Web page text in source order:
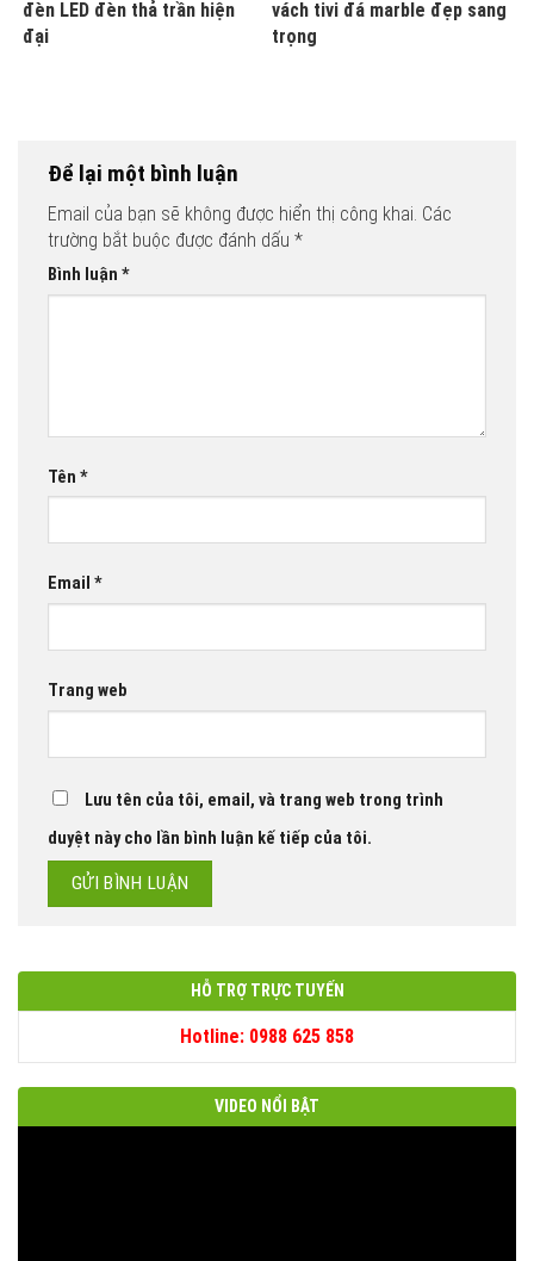
đèn LED đèn thả trần hiện
đại
vách tivi đá marble đẹp sang
trọng
Để lại một bình luận
Email của bạn sẽ không được hiển thị công khai. Các
trường bắt buộc được đánh dấu *
Bình luận *
Tên *
Email *
Trang web
Lưu tên của tôi, email, và trang web trong trình
duyệt này cho lần bình luận kế tiếp của tôi.
HỖ TRỢ TRỰC TUYẾN
Hotline: 0988 625 858
VIDEO NỔI BẬT